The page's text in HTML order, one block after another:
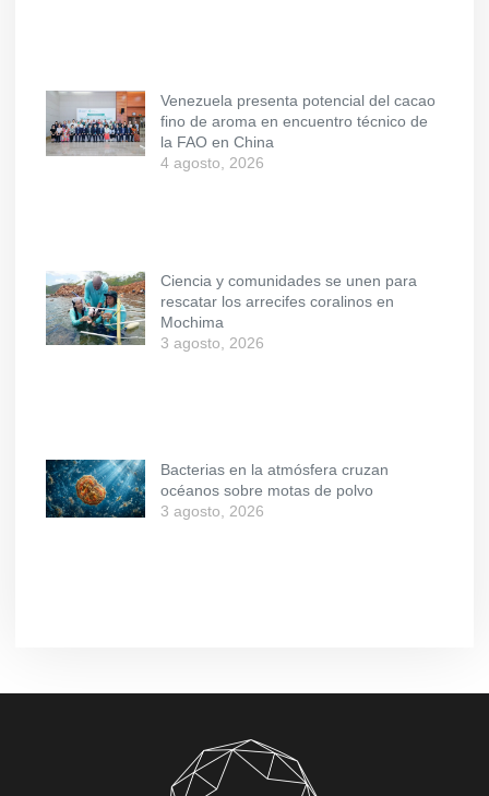
Venezuela presenta potencial del cacao
fino de aroma en encuentro técnico de
la FAO en China
4 agosto, 2026
Ciencia y comunidades se unen para
rescatar los arrecifes coralinos en
Mochima
3 agosto, 2026
Bacterias en la atmósfera cruzan
océanos sobre motas de polvo
3 agosto, 2026